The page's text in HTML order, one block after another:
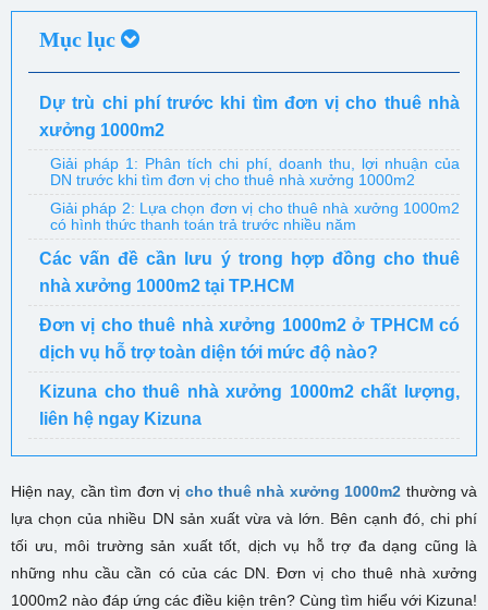
Mục lục
Dự trù chi phí trước khi tìm đơn vị cho thuê nhà
xưởng 1000m2
Giải pháp 1: Phân tích chi phí, doanh thu, lợi nhuận của
DN trước khi tìm đơn vị cho thuê nhà xưởng 1000m2
Giải pháp 2: Lựa chọn đơn vị cho thuê nhà xưởng 1000m2
có hình thức thanh toán trả trước nhiều năm
Các vấn đề cần lưu ý trong hợp đồng cho thuê
nhà xưởng 1000m2 tại TP.HCM
Đơn vị cho thuê nhà xưởng 1000m2 ở TPHCM có
dịch vụ hỗ trợ toàn diện tới mức độ nào?
Kizuna cho thuê nhà xưởng 1000m2 chất lượng,
liên hệ ngay Kizuna
Hiện nay, cần tìm đơn vị cho thuê nhà xưởng 1000m2 thường và
lựa chọn của nhiều DN sản xuất vừa và lớn. Bên cạnh đó, chi phí
tối ưu, môi trường sản xuất tốt, dịch vụ hỗ trợ đa dạng cũng là
những nhu cầu cần có của các DN. Đơn vị cho thuê nhà xưởng
1000m2 nào đáp ứng các điều kiện trên? Cùng tìm hiểu với Kizuna!